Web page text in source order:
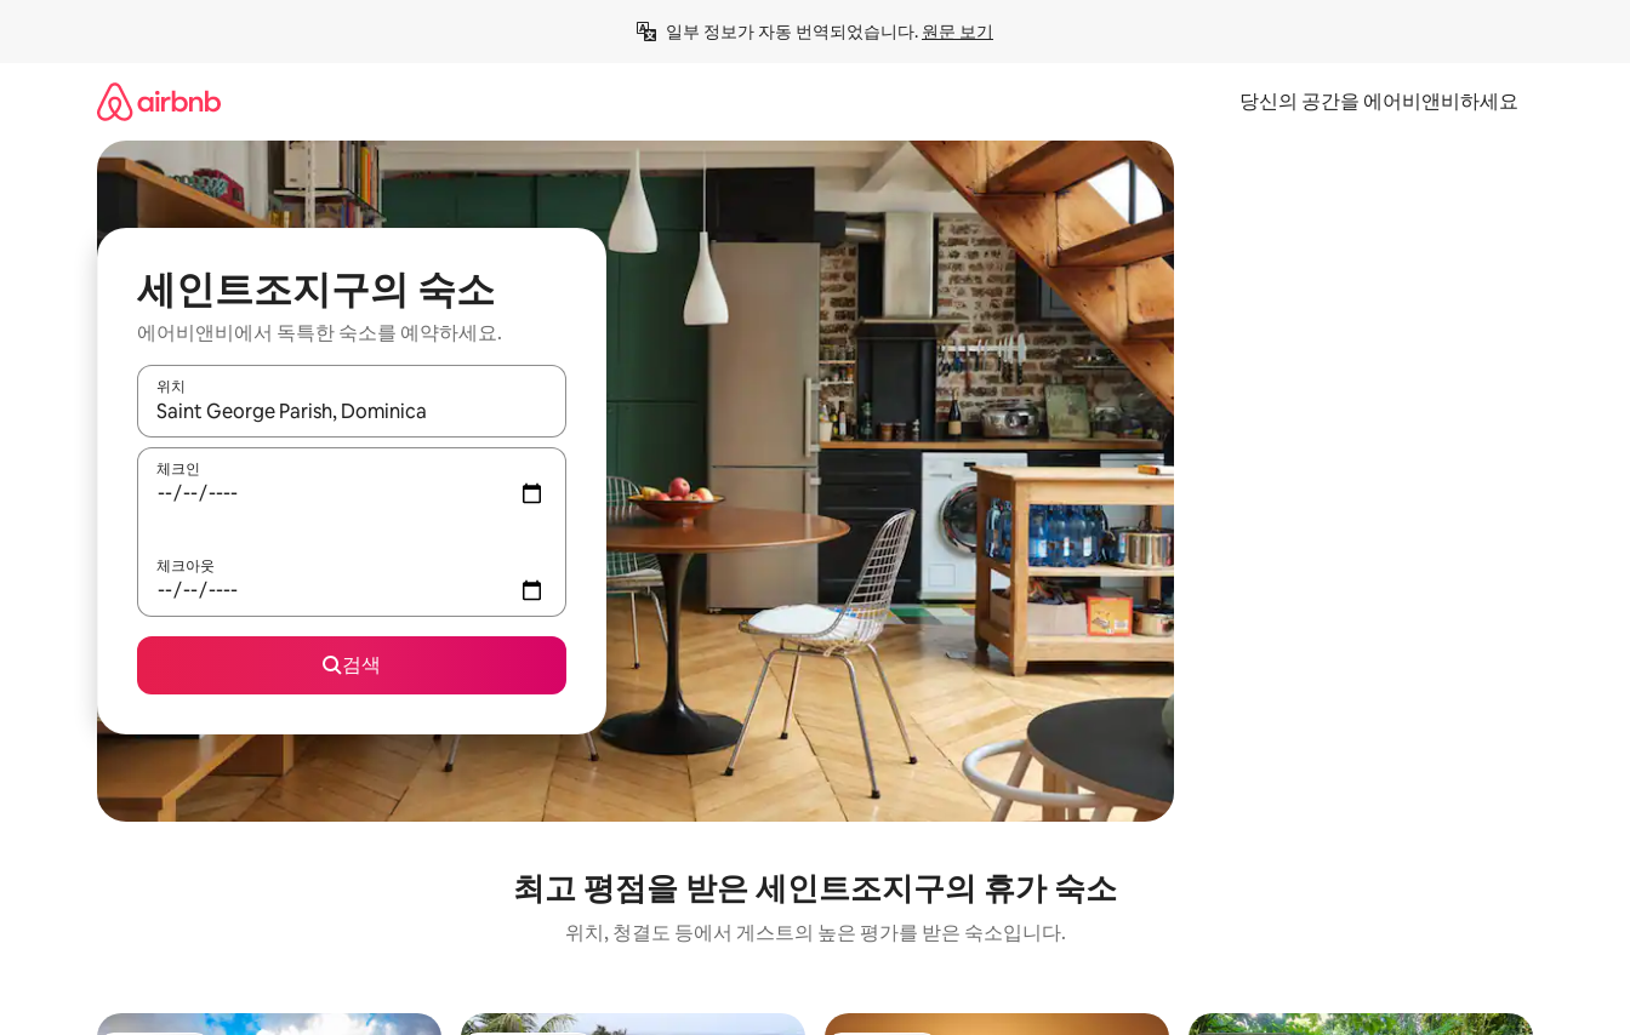
일부 정보가 자동 번역되었습니다. 원문 보기
당신의 공간을 에어비앤비하세요
세인트조지구의 숙소
에어비앤비에서 독특한 숙소를 예약하세요.
위치
결과가 나오면 위·아래 화살표 키를 사용하거나 터치 또는 스와이프 동작으로 탐색하세요.
체크인
체크아웃
검색
최고 평점을 받은 세인트조지구의 휴가 숙소
위치, 청결도 등에서 게스트의 높은 평가를 받은 숙소입니다.